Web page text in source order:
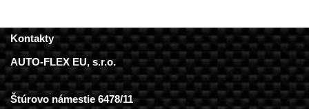
Kontakty
AUTO-FLEX EU, s.r.o.
Štúrovo námestie 6478/11